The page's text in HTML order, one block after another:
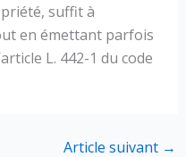
suffit à
en émettant parfois
L. 442-1 du code
Article suivant →